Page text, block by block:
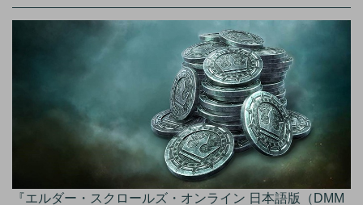
『エルダー・スクロールズ・オンライン 日本語版（DMM